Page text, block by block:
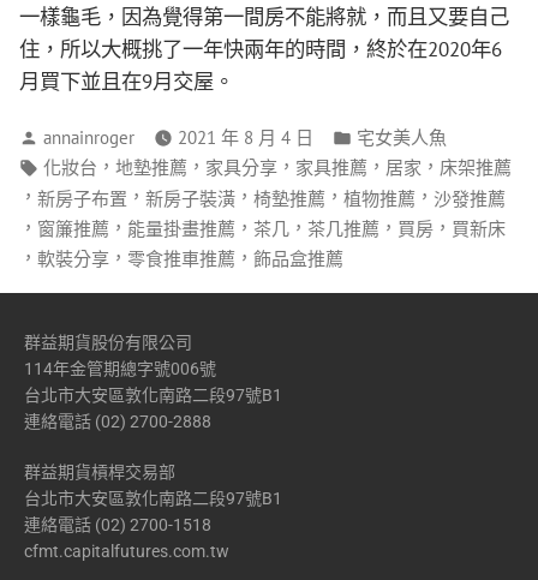
一樣龜毛，因為覺得第一間房不能將就，而且又要自己
住，所以大概挑了一年快兩年的時間，終於在2020年6
月買下並且在9月交屋。
annainroger 2021 年 8 月 4 日
宅女美人魚
化妝台 ， 地墊推薦 ， 家具分享 ， 家具推薦 ， 居家 ， 床架推薦
， 新房子布置 ， 新房子裝潢 ， 椅墊推薦 ， 植物推薦 ， 沙發推薦
， 窗簾推薦 ， 能量掛畫推薦 ， 茶几 ， 茶几推薦 ， 買房 ， 買新床
， 軟裝分享 ， 零食推車推薦 ， 飾品盒推薦
群益期貨股份有限公司
114年金管期總字號006號
台北市大安區敦化南路二段97號B1
連絡電話 (02) 2700-2888
群益期貨槓桿交易部
台北市大安區敦化南路二段97號B1
連絡電話 (02) 2700-1518
cfmt.capitalfutures.com.tw